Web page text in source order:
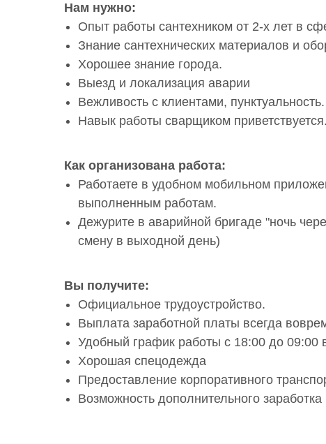
Нам нужно:
Опыт работы сантехником от 2-х лет в
Знание сантехнических материалов и
Хорошее знание города.
Выезд и локализация аварии
Вежливость с клиентами, пунктуальность.
Навык работы сварщиком приветствуется.
Как организована работа:
Работаете в удобном мобильном
выполненным работам.
Дежурите в аварийной бригаде "ночь
смену в выходной день)
Вы получите:
Официальное трудоустройство.
Выплата заработной платы всегда
Удобный график работы с 18:00 до 09:00
Хорошая спецодежда
Предоставление корпоративного
Возможность дополнительного заработка